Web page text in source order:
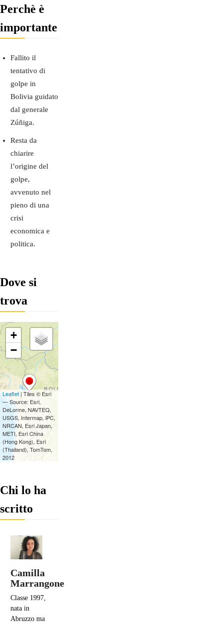
Perchè è
importante
Fallito il
tentativo di
golpe in
Bolivia guidato
dal generale
Zúñiga.
Resta da
chiarire
l’origine del
golpe,
avvenuto nel
pieno di una
crisi
economica e
politica.
Dove si
trova
Chi lo ha
scritto
Camilla
Marrangone
Classe 1997,
nata in
Abruzzo ma